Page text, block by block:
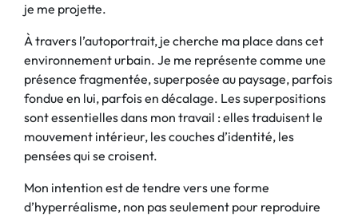
je me projette.
À travers l’autoportrait, je cherche ma place dans cet
environnement urbain. Je me représente comme une
présence fragmentée, superposée au paysage, parfois
fondue en lui, parfois en décalage. Les superpositions
sont essentielles dans mon travail : elles traduisent le
mouvement intérieur, les couches d’identité, les
pensées qui se croisent.
Mon intention est de tendre vers une forme
d’hyperréalisme, non pas seulement pour reproduire